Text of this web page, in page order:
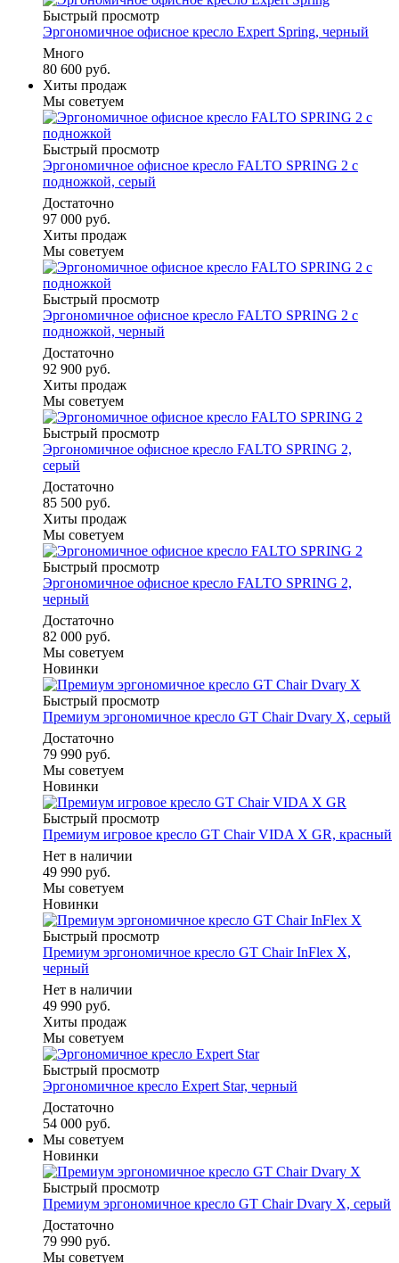
Быстрый просмотр
Эргономичное офисное кресло Expert Spring, черный
Много
80 600 руб.
Хиты продаж
Мы советуем
Быстрый просмотр
Эргономичное офисное кресло FALTO SPRING 2 с
подножкой, серый
Достаточно
97 000 руб.
Хиты продаж
Мы советуем
Быстрый просмотр
Эргономичное офисное кресло FALTO SPRING 2 с
подножкой, черный
Достаточно
92 900 руб.
Хиты продаж
Мы советуем
Быстрый просмотр
Эргономичное офисное кресло FALTO SPRING 2,
серый
Достаточно
85 500 руб.
Хиты продаж
Мы советуем
Быстрый просмотр
Эргономичное офисное кресло FALTO SPRING 2,
черный
Достаточно
82 000 руб.
Мы советуем
Новинки
Быстрый просмотр
Премиум эргономичное кресло GT Chair Dvary X, серый
Достаточно
79 990 руб.
Мы советуем
Новинки
Быстрый просмотр
Премиум игровое кресло GT Chair VIDA X GR, красный
Нет в наличии
49 990 руб.
Мы советуем
Новинки
Быстрый просмотр
Премиум эргономичное кресло GT Chair InFlex X,
черный
Нет в наличии
49 990 руб.
Хиты продаж
Мы советуем
Быстрый просмотр
Эргономичное кресло Expert Star, черный
Достаточно
54 000 руб.
Мы советуем
Новинки
Быстрый просмотр
Премиум эргономичное кресло GT Chair Dvary X, серый
Достаточно
79 990 руб.
Мы советуем